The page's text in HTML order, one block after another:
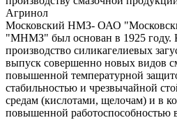
Агринол
Московский НМЗ- ОАО
"МНМЗ" был основан в 1925 году.
производство силикагелиевых
выпуск совершенно новых видов
повышенной температурной
стабильностью и чрезвычайной
средам (кислотами, щелочам) и в
повышенной работоспособностью